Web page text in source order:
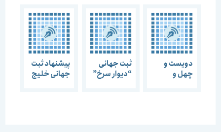
دویست و
چهل و
ثبت جهانی
“دیوار سرخ”
پیشنهاد ثبت
جهانی خلیج